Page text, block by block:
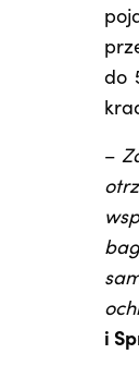
do
–
i